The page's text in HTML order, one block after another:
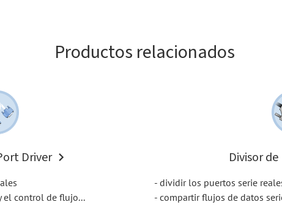
Productos relacionados
Driver
el control de flujo...
Divisor
- dividir los puertos serie
- compartir flujos de datos